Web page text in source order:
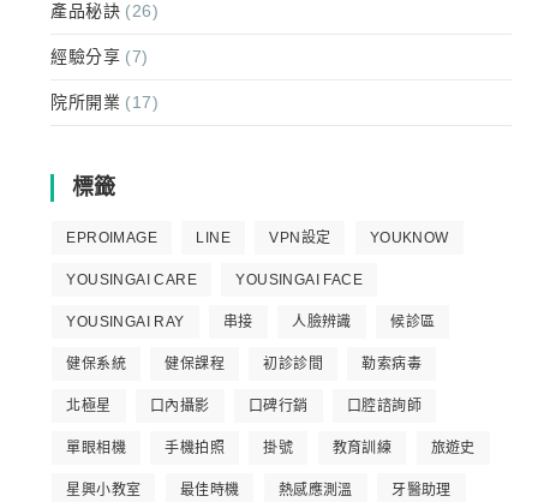
產品秘訣 (26)
經驗分享 (7)
院所開業 (17)
標籤
EPROIMAGE LINE VPN設定 YOUKNOW
YOUSINGAI CARE YOUSINGAI FACE
YOUSINGAI RAY 串接 人臉辨識 候診區
健保系統 健保課程 初診診間 勒索病毒
北極星 口內攝影 口碑行銷 口腔諮詢師
單眼相機 手機拍照 掛號 教育訓練 旅遊史
星興小教室 最佳時機 熱感應測溫 牙醫助理